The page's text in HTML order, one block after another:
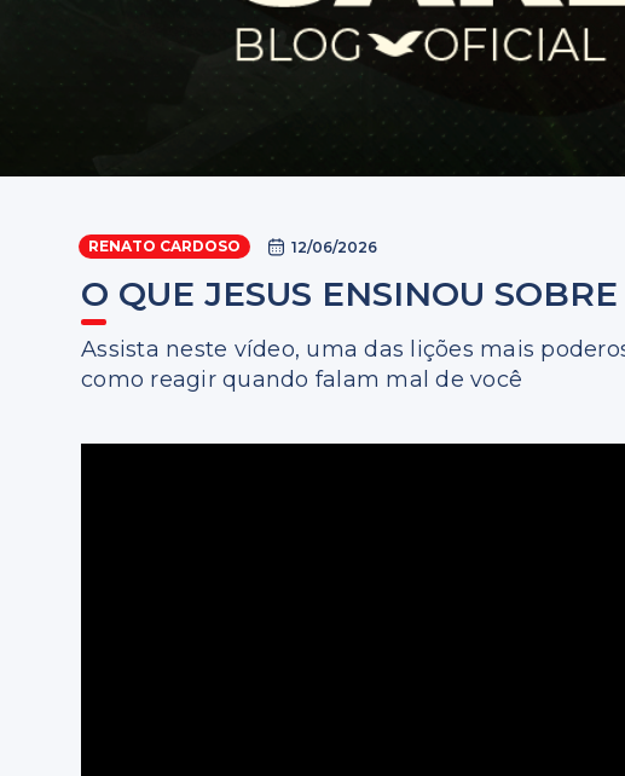
RENATO CARDOSO 12/06/2026
O QUE JESUS ENSINOU
Assista neste vídeo, uma das lições mais
como reagir quando falam mal de você